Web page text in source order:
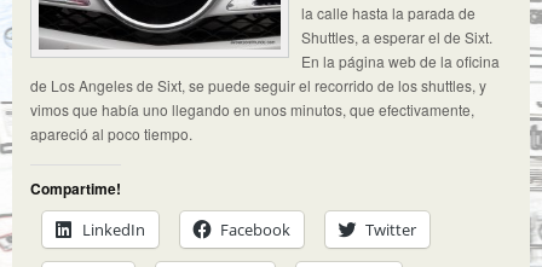
la calle hasta la parada de
Shuttles, a esperar el de Sixt.
En la página web de la oficina
de Los Angeles de Sixt, se puede seguir el recorrido de los shuttles, y
vimos que había uno llegando en unos minutos, que efectivamente,
apareció al poco tiempo.
Compartime!
LinkedIn
Facebook Twitter